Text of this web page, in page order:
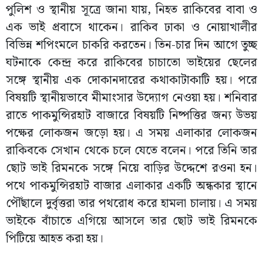
পুলিশ ও স্থানীয় সূত্রে জানা যায়, নিহত রাকিবের বাবা ও
এক ভাই প্রবাসে থাকেন। রাকিব ঢাকা ও নোয়াখালীর
বিভিন্ন শপিংমলে চাকরি করতেন। তিন-চার দিন আগে তুচ্ছ
ঘটনাকে কেন্দ্র করে রাকিবের চাচাতো ভাইয়ের ছেলের
সঙ্গে স্থানীয় এক দোকানদারের কথাকাটাকাটি হয়। পরে
বিষয়টি স্থানীয়ভাবে মীমাংসার উদ্যোগ নেওয়া হয়। শনিবার
রাতে পাকমুন্সিরহাট বাজারে বিষয়টি নিষ্পত্তির জন্য উভয়
পক্ষের লোকজন জড়ো হয়। এ সময় এলাকার লোকজন
রাকিবকে সেখান থেকে চলে যেতে বলেন। পরে তিনি তার
ছোট ভাই রিমনকে সঙ্গে নিয়ে বাড়ির উদ্দেশে রওনা হন।
পথে পাকমুন্সিরহাট বাজার এলাকার একটি অন্ধকার স্থানে
পৌঁছালে দুর্বৃত্তরা তার পথরোধ করে হামলা চালায়। এ সময়
ভাইকে বাঁচাতে এগিয়ে আসলে তার ছোট ভাই রিমনকে
পিটিয়ে আহত করা হয়।